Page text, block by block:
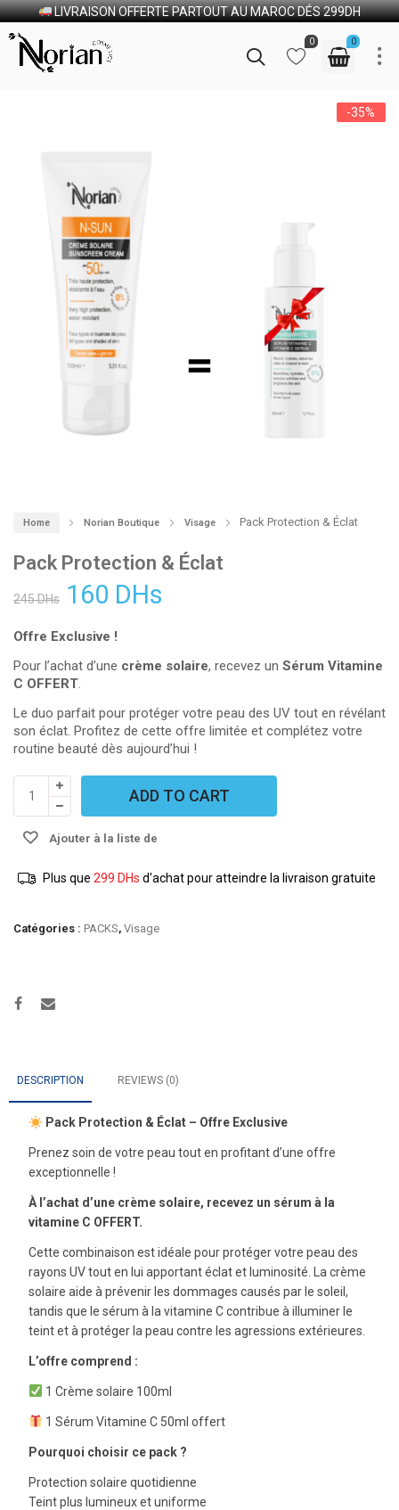
LIVRAISON OFFERTE PARTOUT AU MAROC DÉS 299DH
0
0
-35%
Home Norian Boutique Visage Pack Protection & Éclat
Pack Protection & Éclat
245DHs 160 DHs
Offre Exclusive !
Pour l’achat d’une crème solaire, recevez un Sérum Vitamine
C OFFERT.
Le duo parfait pour protéger votre peau des UV tout en révélant
son éclat. Profitez de cette offre limitée et complétez votre
routine beauté dès aujourd’hui !
Protection
Éclat
ADD TO CART
Ajouter à la liste de
souhaits
Plus que 299 DHs d'achat pour atteindre la livraison gratuite
Catégories : PACKS, Visage
DESCRIPTION REVIEWS (0)
Pack Protection & Éclat – Offre Exclusive
Prenez soin de votre peau tout en profitant d’une offre
exceptionnelle !
À l’achat d’une crème solaire, recevez un sérum à la
vitamine C OFFERT.
Cette combinaison est idéale pour protéger votre peau des
rayons UV tout en lui apportant éclat et luminosité. La crème
solaire aide à prévenir les dommages causés par le soleil,
tandis que le sérum à la vitamine C contribue à illuminer le
teint et à protéger la peau contre les agressions extérieures.
L’offre comprend :
1 Crème solaire 100ml
1 Sérum Vitamine C 50ml offert
Pourquoi choisir ce pack ?
Protection solaire quotidienne
Teint plus lumineux et uniforme